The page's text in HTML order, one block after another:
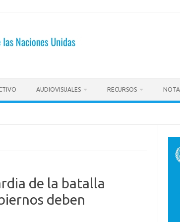
AUDIOVISUALES RECURSOS
de la batalla
deben